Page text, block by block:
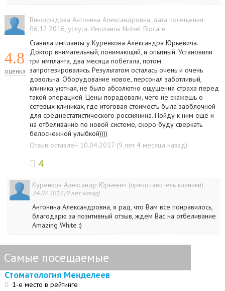
4.8
оценка
Виноградова Антонина Александровна, дата посещения:
06.12.2016, услуга: Импланты Nobel Biocare
Ставила импланты у Куренкова Александра Юрьевича.
Доктор внимательный, понимающий, и опытный. Установили
три импланта, два месяца побегала, потом
запротезировались. Результатом осталась очень и очень
довольна. Оборудование новое, персонал заботливый,
клиника уютная, не было абсолютно ощущения страха перед
такой операцией. Цены порадовали, чего не скажешь о
сетевых клиниках, где итоговая стоимость была заоблочной
для среднестатистического россиянина. Пойду к ним еще и
на отбеливание по новой системе, скоро буду сверкать
белоснежной улыбкой))))
Отзыв оставлен 10.04.2017 (9 лет 4 месяца назад)
4
Куренков Александр Юрьевич (представитель клиники)
24.07.2017 (9 лет назад)
Антонина Александровна, я рад, что Вам все понравилось,
благодарю за позитивный отзыв, ждем Вас на отбеливание
Amazing White :)
Самые посещаемые
Стоматология Менделеев
1-е место в рейтинге